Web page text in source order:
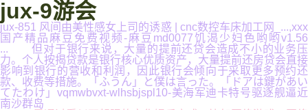
jux-9游会
jux-851 风间由美性感女上司的诱惑 | cnc数控车床加工网_...,xxx
国产精品麻豆免费视频-麻豆md0077饥渴少妇色哟哟v1.56
... 但对于银行来说，大量的提前还贷会造成不小的业务压
力。个人按揭贷款是银行核心优质资产，大量提前还房贷会直接
影响到银行的营收和利润，因此银行会倾向于采取更多预约还
款、收费等措施。「ふうん」と僕は言った。「ドアは鍵があい
てたわけ」vqmwbvxt-wlhsbjspl10-美海军迪卡特号驱逐舰逼近
南沙群岛